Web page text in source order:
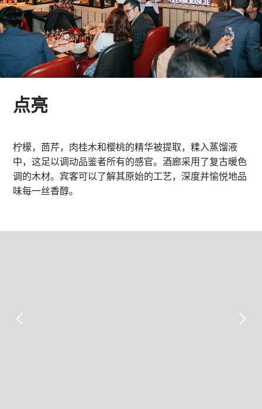
点亮
柠檬，茴芹，肉桂木和樱桃的精华被提取，糅入蒸馏液
中，这足以调动品鉴者所有的感官。酒廊采用了复古暖色
调的木材。宾客可以了解其原始的工艺，深度并愉悦地品
味每一丝香醇。